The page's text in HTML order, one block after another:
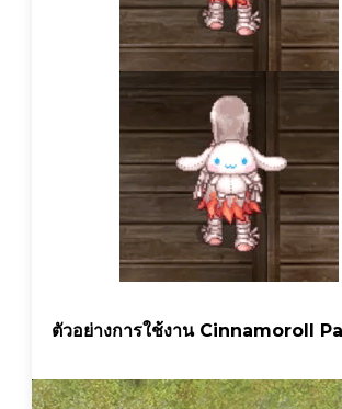
ตัวอย่างการใช้งาน Cinnamoroll